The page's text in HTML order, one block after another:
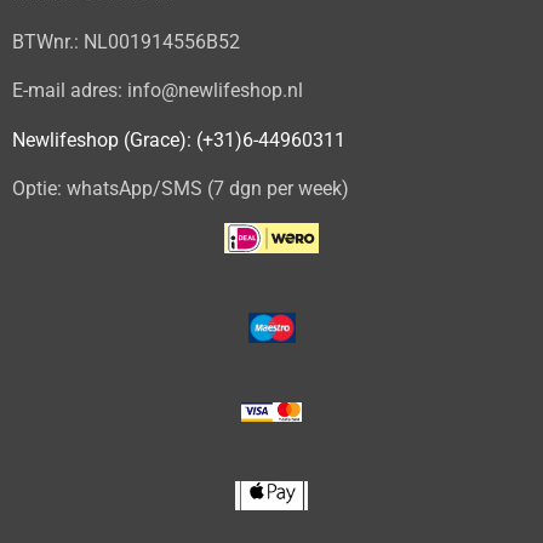
BTWnr.: NL001914556B52
E-mail adres: info@newlifeshop.nl
Newlifeshop (Grace): (+31)6-44960311
Optie: whatsApp/SMS (7 dgn per week)